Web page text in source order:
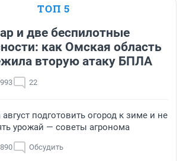
ТОП 5
и две беспилотные
как Омская область
вторую атаку БПЛА
22
август подготовить огород к зиме и не
урожай — советы агронома
Обсудить